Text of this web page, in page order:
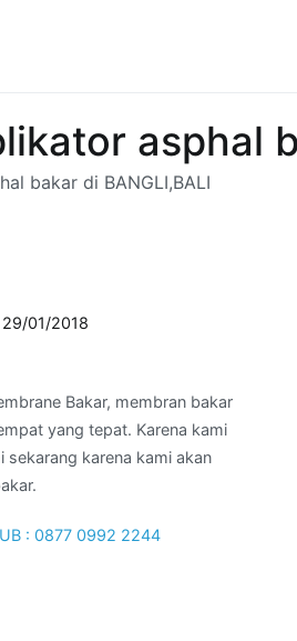
asphal
bakar di BANGLI,BALI
29/01/2018
Bakar, membran bakar
yang tepat. Karena kami
sekarang karena kami akan